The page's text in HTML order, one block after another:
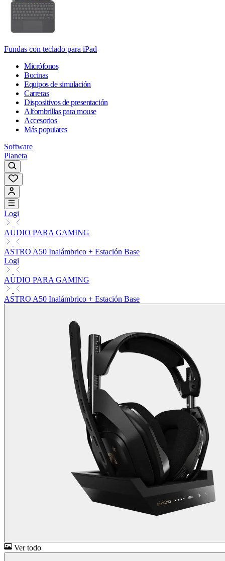
Fundas con teclado para iPad
Micrófonos
Bocinas
Equipos de simulación
Carreras
Dispositivos de presentación
Alfombrillas para mouse
Accesorios
Más populares
Software
Planeta
Logi
AUDIO PARA GAMING
ASTRO A50 Inalámbrico + Estación Base
Logi
AUDIO PARA GAMING
ASTRO A50 Inalámbrico + Estación Base
Ver todo